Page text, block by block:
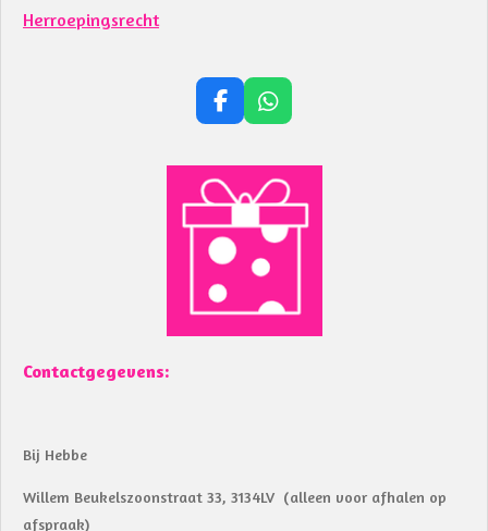
Herroepingsrecht
F
e
b
o
o
k
W
t
s
A
p
p
Contactgegevens:
Bij Hebbe
Willem Beukelszoonstraat 33, 3134LV (alleen voor afhalen op
afspraak)